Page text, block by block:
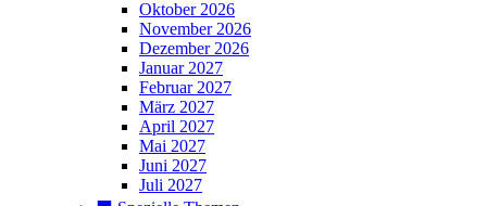
Oktober 2026
November 2026
Dezember 2026
Januar 2027
Februar 2027
März 2027
April 2027
Mai 2027
Juni 2027
Juli 2027